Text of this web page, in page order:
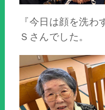
『今日は顔を洗わ
Ｓさんでした。